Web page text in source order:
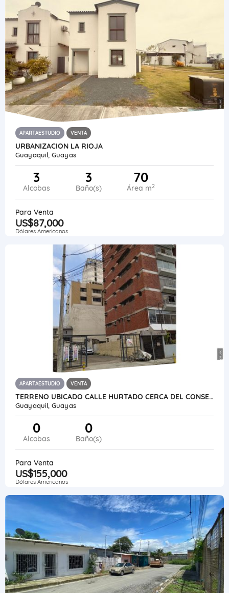
APARTAESTUDIO VENTA
URBANIZACION LA RIOJA
Guayaquil, Guayas
3
Alcobas
3
Baño(s)
70
Área m2
Para Venta
US$87,000
Dólares Americanos
APARTAESTUDIO VENTA
TERRENO UBICADO CALLE HURTADO CERCA DEL CONSERVATORIO
Guayaquil, Guayas
0
Alcobas
0
Baño(s)
Para Venta
US$155,000
Dólares Americanos